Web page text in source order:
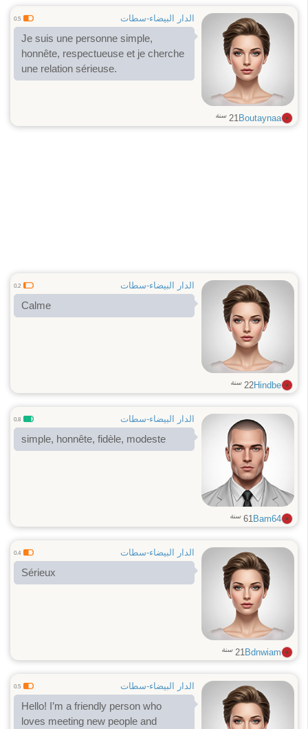
الدار البيضاء-سطات 0.5
Je suis une personne simple,
honnête, respectueuse et je cherche
une relation sérieuse.
Boutaynaa
21 سنة
الدار البيضاء-سطات 0.2
Calme
Hindbe
22 سنة
الدار البيضاء-سطات 0.8
simple, honnête, fidèle, modeste
Bam64
61 سنة
الدار البيضاء-سطات 0.4
Sérieux
Bdnwiam
21 سنة
الدار البيضاء-سطات 0.5
Hello! I’m a friendly person who
loves meeting new people and